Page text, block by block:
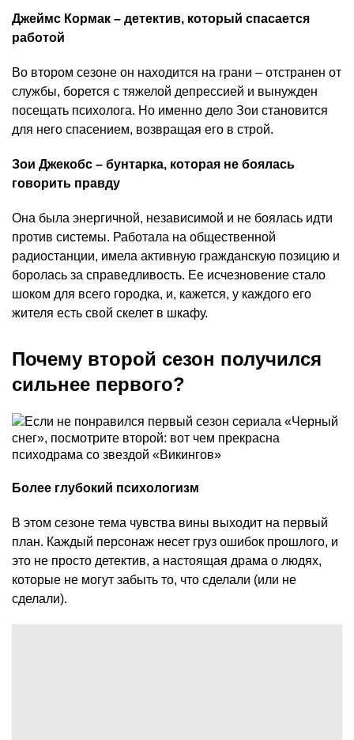
Джеймс Кормак – детектив, который спасается
работой
Во втором сезоне он находится на грани – отстранен от
службы, борется с тяжелой депрессией и вынужден
посещать психолога. Но именно дело Зои становится
для него спасением, возвращая его в строй.
Зои Джекобс – бунтарка, которая не боялась
говорить правду
Она была энергичной, независимой и не боялась идти
против системы. Работала на общественной
радиостанции, имела активную гражданскую позицию и
боролась за справедливость. Ее исчезновение стало
шоком для всего городка, и, кажется, у каждого его
жителя есть свой скелет в шкафу.
Почему второй сезон получился
сильнее первого?
Более глубокий психологизм
В этом сезоне тема чувства вины выходит на первый
план. Каждый персонаж несет груз ошибок прошлого, и
это не просто детектив, а настоящая драма о людях,
которые не могут забыть то, что сделали (или не
сделали).